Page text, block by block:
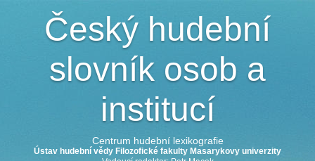
Český hudební
slovník osob a
institucí
Centrum hudební lexikografie
Ústav hudební vědy Filozofické fakulty Masarykovy univerzity